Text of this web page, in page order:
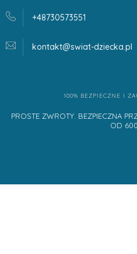
+48730573551
kontakt@swiat-dziecka. pl
100% BEZPIECZNE I
PROSTE ZWROTY. BEZPIECZNA
OD 600